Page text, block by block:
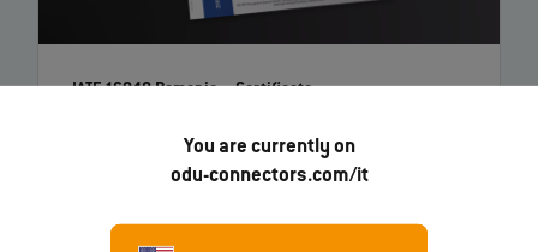
You are currently on
odu-connectors.com/it
IATF 16949 Romania – Certificato